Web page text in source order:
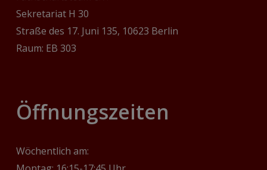
Sekretariat H 30
Straße des 17. Juni 135, 10623 Berlin
Raum: EB 303
‎Öffnungszeiten
Wöchentlich am: